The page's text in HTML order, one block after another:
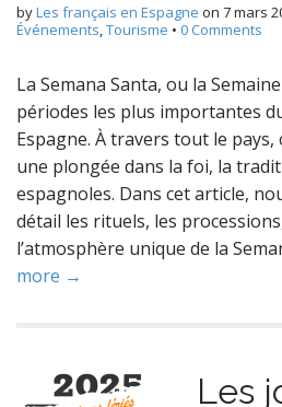
byLes français en Espagne on 7 mars
Événements,Tourisme • 0 Comments
La Semana Santa, ou la
périodes les plus importantes
Espagne. À travers tout le
une plongée dans la foi, la
espagnoles. Dans cet article,
détail les rituels, les
l’atmosphère unique de la
more →
Les